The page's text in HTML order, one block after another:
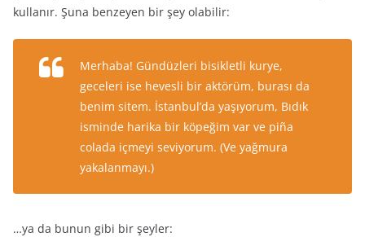
kullanır. Şuna benzeyen bir şey olabilir:
Merhaba! Gündüzleri bisikletli kurye,
geceleri ise hevesli bir aktörüm, burası da
benim sitem. İstanbul’da yaşıyorum, Bıdık
isminde harika bir köpeğim var ve piña
colada içmeyi seviyorum. (Ve yağmura
yakalanmayı.)
…ya da bunun gibi bir şeyler: